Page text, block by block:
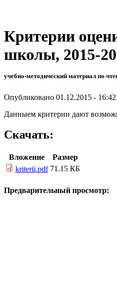
Критерии
школы, 2015-
учебно-методический материал по
Опубликовано 01.12.2015 -
Данныем критерии дают
Скачать:
Вложение
Размер
kriterii.pdf 71.15 КБ
Предварительный просмотр: